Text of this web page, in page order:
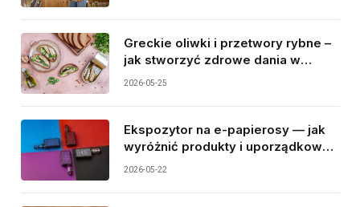
Greckie oliwki i przetwory rybne –
jak stworzyć zdrowe dania w
śródziemnomorskim stylu?
2026-05-25
Ekspozytor na e-papierosy — jak
wyróżnić produkty i uporządkować
sprzedaż?
2026-05-22